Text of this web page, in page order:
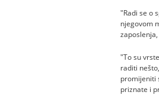
"Radi se o
njegovom
"To su
raditi
promijeniti
priznate i